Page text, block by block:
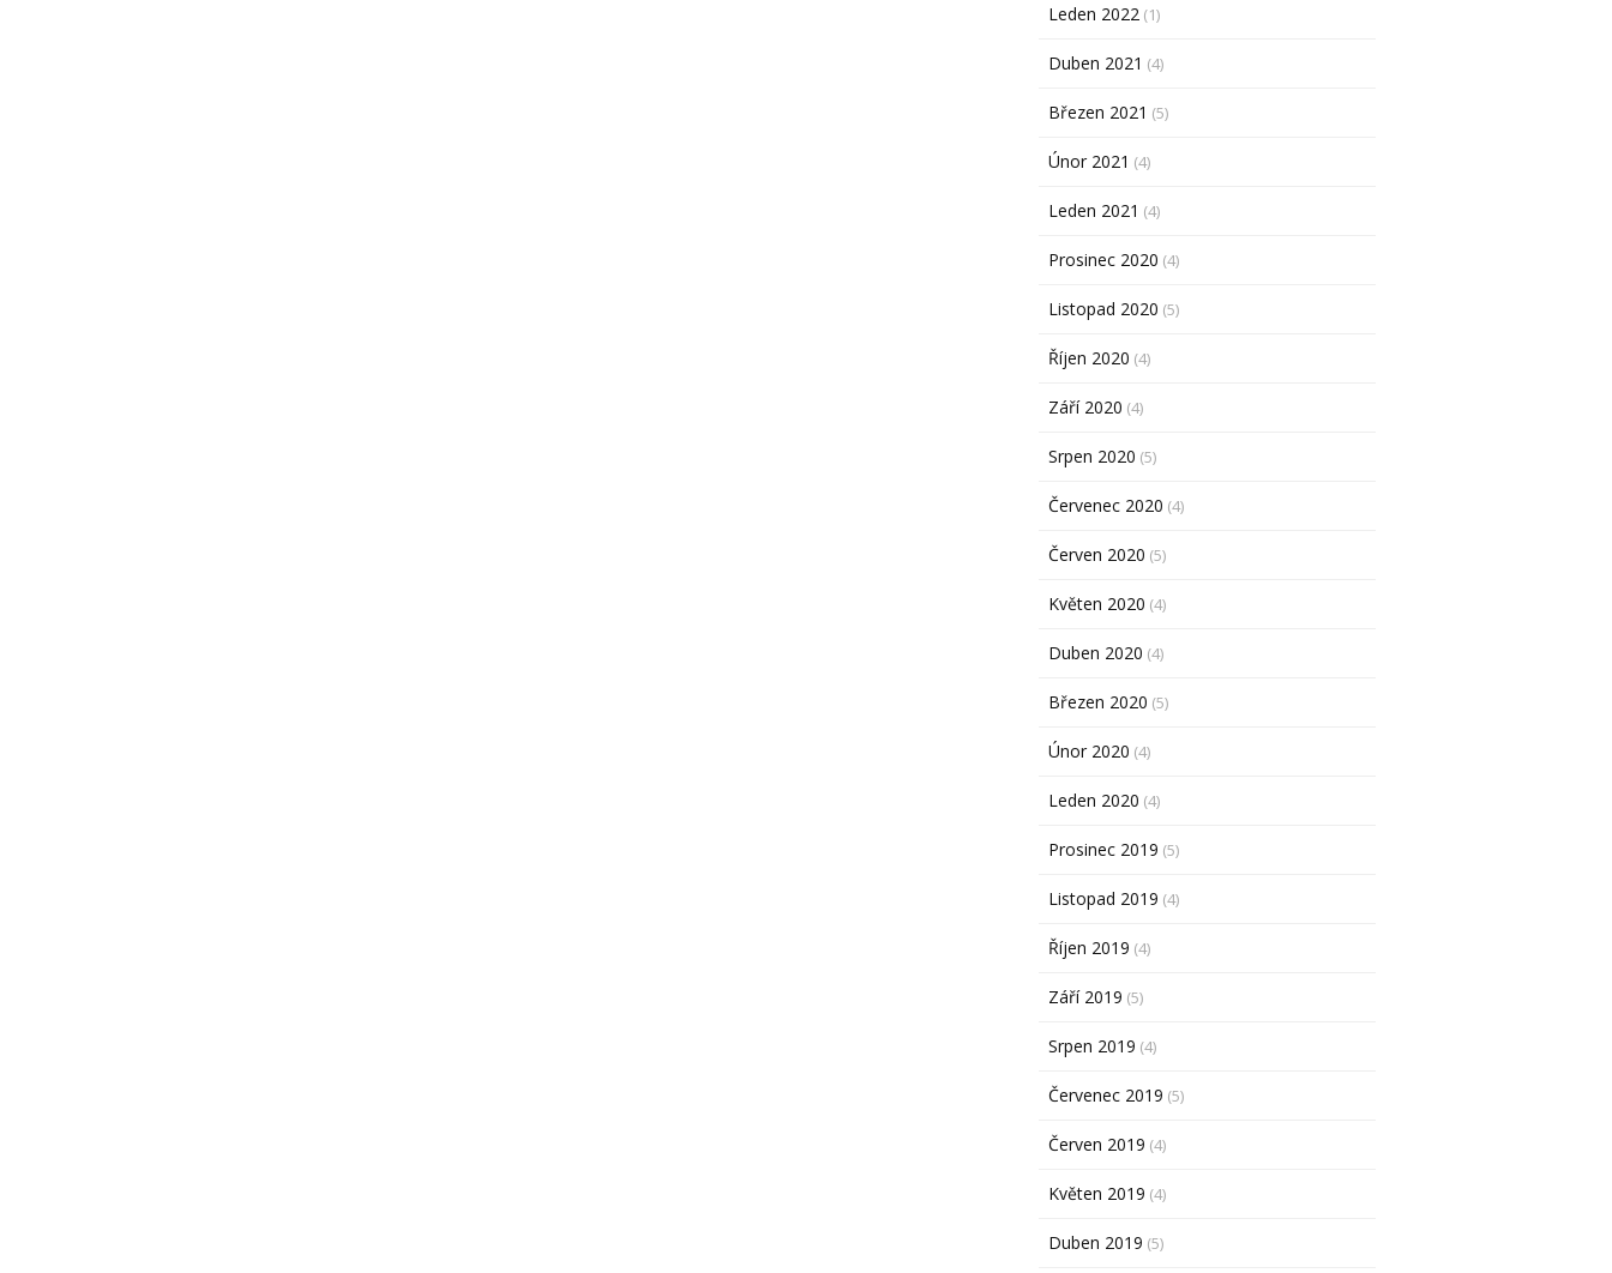
Leden 2022 (1)
Duben 2021 (4)
Březen 2021 (5)
Únor 2021 (4)
Leden 2021 (4)
Prosinec 2020 (4)
Listopad 2020 (5)
Říjen 2020 (4)
Září 2020 (4)
Srpen 2020 (5)
Červenec 2020 (4)
Červen 2020 (5)
Květen 2020 (4)
Duben 2020 (4)
Březen 2020 (5)
Únor 2020 (4)
Leden 2020 (4)
Prosinec 2019 (5)
Listopad 2019 (4)
Říjen 2019 (4)
Září 2019 (5)
Srpen 2019 (4)
Červenec 2019 (5)
Červen 2019 (4)
Květen 2019 (4)
Duben 2019 (5)